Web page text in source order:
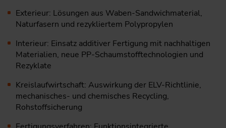
Exterieur: Lösungen aus Waben-Sandwichmaterial,
Naturfasern und rezykliertem Polypropylen
Interieur: Einsatz additiver Fertigung mit nachhaltigen
Materialien, neue PP-Schaumstofftechnologien und
Rezyklate
Kreislaufwirtschaft: Auswirkung der ELV-Richtlinie,
mechanisches- und chemisches Recycling,
Rohstoffsicherung